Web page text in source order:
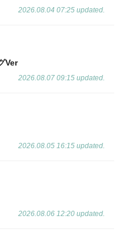
2026.08.04 07:25 updated.
Ver
2026.08.07 09:15 updated.
2026.08.05 16:15 updated.
2026.08.06 12:20 updated.